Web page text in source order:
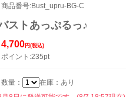
商品番号:Bust_upru-BG-C
ストあっぷるっ♪
4,700 円(税込)
ポイント:235pt
数量：
在庫：あり